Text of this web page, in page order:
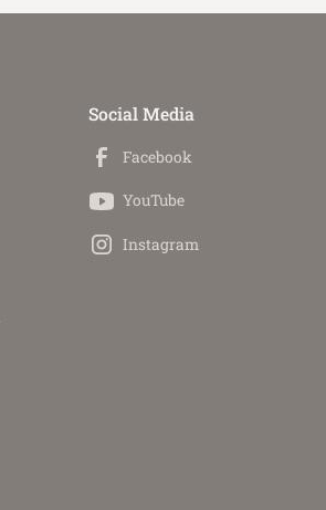
Social Media
Facebook
YouTube
Instagram